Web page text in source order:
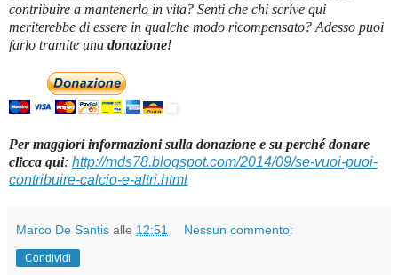
contribuire a mantenerlo in vita? Senti che chi scrive qui
meriterebbe di essere in qualche modo ricompensato? Adesso puoi
farlo tramite una donazione!
Per maggiori informazioni sulla donazione e su perché donare
clicca qui: http://mds78.blogspot.com/2014/09/se-vuoi-puoi-
contribuire-calcio-e-altri.html
Marco De Santis alle 12:51 Nessun commento:
Condividi